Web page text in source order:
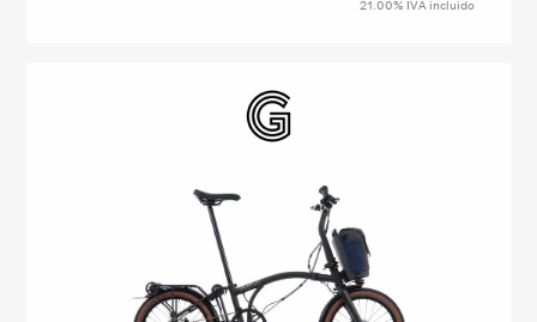
21.00% IVA incluido